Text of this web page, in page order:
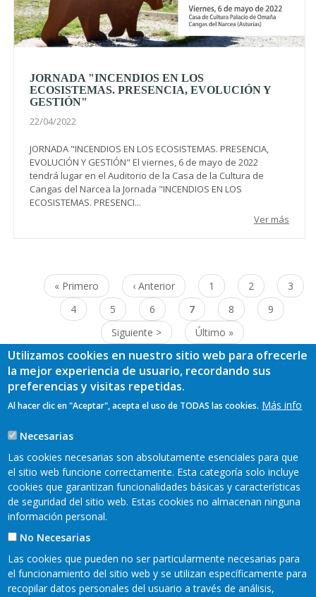
JORNADA "INCENDIOS EN LOS
ECOSISTEMAS. PRESENCIA, EVOLUCIÓN Y
GESTIÓN"
22/04/2022
JORNADA "INCENDIOS EN LOS ECOSISTEMAS. PRESENCIA,
EVOLUCIÓN Y GESTIÓN" El viernes, 6 de mayo de 2022
tendrá lugar en el Auditorio de la Casa de la Cultura de
Cangas del Narcea la Jornada "INCENDIOS EN LOS
ECOSISTEMAS. PRESENCI...
Ver más
Paginación
Primera
página
« Primero
Página
anterior
‹ Anterior Page
1 Page
2 Page
3
Page
4 Page
5 Page
6
Página
actual
7 Page
8 Page
9
Siguiente
página
Siguiente >
Última
página
Último »
Utilizamos cookies en nuestro sitio web para ofrecerle
la mejor experiencia de usuario, recordando sus
preferencias y visitas repetidas.
Al hacer clic en "Aceptar", acepta el uso de TODAS las cookies. Más info
Necesarias
Las cookies necesarias son absolutamente esenciales para que
el sitio web funcione correctamente. Esta categoría solo incluye
cookies que garantizan funcionalidades básicas y características
de seguridad del sitio web. Estas cookies no almacenan ninguna
información personal.
No Necesarias
Las cookies que pueden no ser particularmente necesarias para
el funcionamiento del sitio web y se utilizan específicamente para
recopilar datos personales del usuario a través de análisis,